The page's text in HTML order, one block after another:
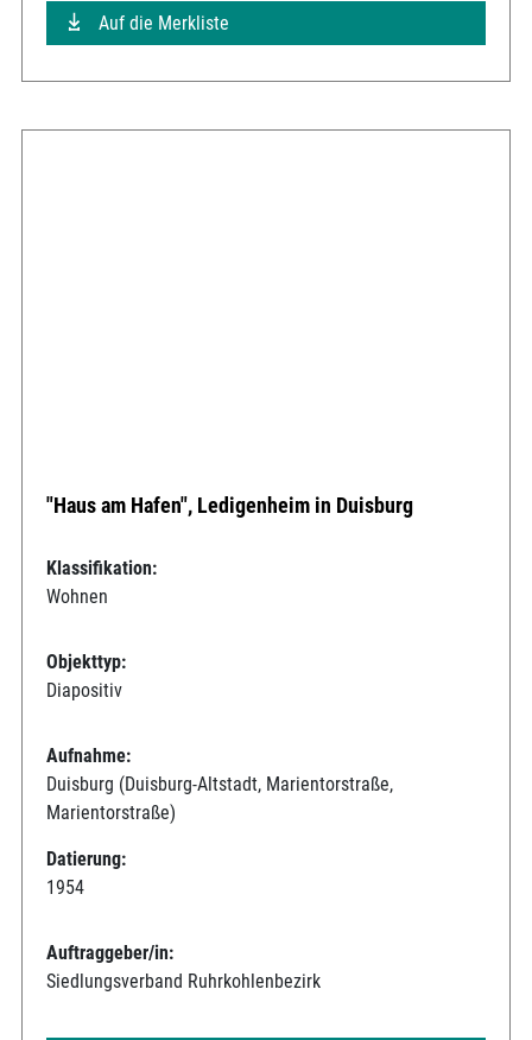
Auf die Merkliste
"Haus am Hafen", Ledigenheim in Duisburg
Klassifikation:
Wohnen
Objekttyp:
Diapositiv
Aufnahme:
Duisburg (Duisburg-Altstadt, Marientorstraße,
Marientorstraße)
Datierung:
1954
Auftraggeber/in:
Siedlungsverband Ruhrkohlenbezirk